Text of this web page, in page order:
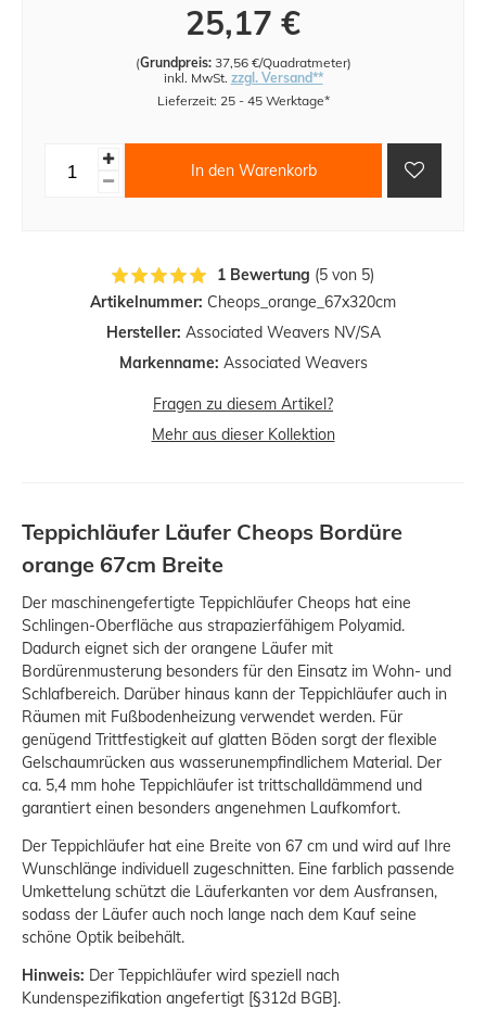
Artikelnummer: Cheops_orange_67x320cm
Hersteller: Associated Weavers NV/SA
Markenname: Associated Weavers
25,17 €
(Grundpreis: 37,56 €/Quadratmeter)
inkl. MwSt. zzgl. Versand**
Lieferzeit: 25 - 45 Werktage*
In den Warenkorb
Fragen zu diesem Artikel?
Mehr aus dieser Kollektion
1 Bewertung (5 von 5)
Teppichläufer Läufer Cheops Bordüre
orange 67cm Breite
Der maschinengefertigte Teppichläufer Cheops hat eine
Schlingen-Oberfläche aus strapazierfähigem Polyamid.
Dadurch eignet sich der orangene Läufer mit
Bordürenmusterung besonders für den Einsatz im Wohn- und
Schlafbereich. Darüber hinaus kann der Teppichläufer auch in
Räumen mit Fußbodenheizung verwendet werden. Für
genügend Trittfestigkeit auf glatten Böden sorgt der flexible
Gelschaumrücken aus wasserunempfindlichem Material. Der
ca. 5,4 mm hohe Teppichläufer ist trittschalldämmend und
garantiert einen besonders angenehmen Laufkomfort.
Der Teppichläufer hat eine Breite von 67 cm und wird auf Ihre
Wunschlänge individuell zugeschnitten. Eine farblich passende
Umkettelung schützt die Läuferkanten vor dem Ausfransen,
sodass der Läufer auch noch lange nach dem Kauf seine
schöne Optik beibehält.
Hinweis: Der Teppichläufer wird speziell nach
Kundenspezifikation angefertigt [§312d BGB].